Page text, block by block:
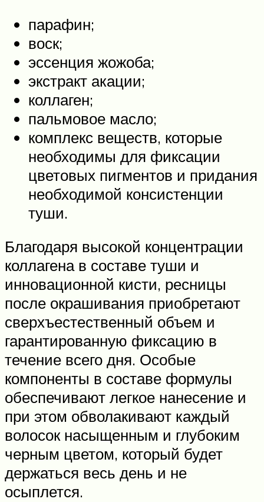
парафин;
воск;
эссенция жожоба;
экстракт акации;
коллаген;
пальмовое масло;
комплекс веществ, которые
необходимы для фиксации
цветовых пигментов и придания
необходимой консистенции
туши.
Благодаря высокой концентрации
коллагена в составе туши и
инновационной кисти, ресницы
после окрашивания приобретают
сверхъестественный объем и
гарантированную фиксацию в
течение всего дня. Особые
компоненты в составе формулы
обеспечивают легкое нанесение и
при этом обволакивают каждый
волосок насыщенным и глубоким
черным цветом, который будет
держаться весь день и не
осыплется.